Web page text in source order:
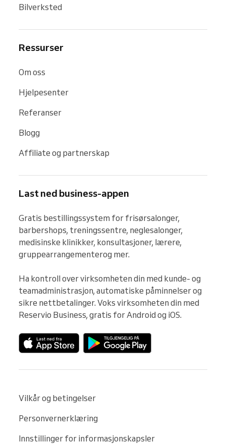
Bilverksted
Ressurser
Om oss
Hjelpesenter
Referanser
Blogg
Affiliate og partnerskap
Last ned business-appen
Gratis bestillingssystem for frisørsalonger,
barbershops, treningssentre, neglesalonger,
medisinske klinikker, konsultasjoner, lærere,
gruppearrangementerog mer.
Ha kontroll over virksomheten din med kunde- og
teamadministrasjon, automatiske påminnelser og
sikre nettbetalinger. Voks virksomheten din med
Reservio Business, gratis for Android og iOS.
Vilkår og betingelser
Personvernerklæring
Innstillinger for informasjonskapsler